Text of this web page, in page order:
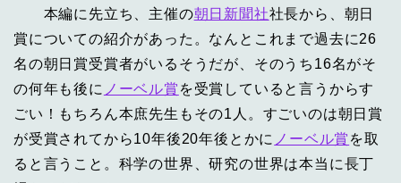
本編に先立ち、主催の朝日新聞社社長から、朝日
賞についての紹介があった。なんとこれまで過去に26
名の朝日賞受賞者がいるそうだが、そのうち16名がそ
の何年も後に ノーベル賞 を受賞していると言うからす
ごい！もちろん本庶先生もその1人。すごいのは朝日賞
が受賞されてから10年後20年後とかに ノーベル賞 を取
ると言うこと。科学の世界、研究の世界は本当に長丁